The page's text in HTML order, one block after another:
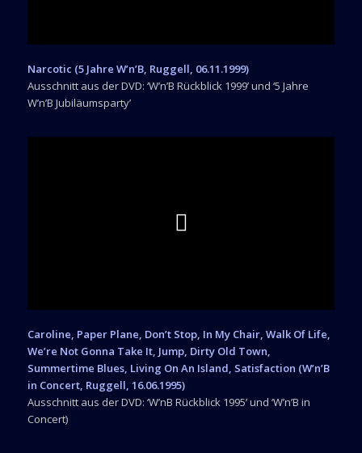
Narcotic (5 Jahre W’n’B, Ruggell, 06.11.1999)
Ausschnitt aus der DVD: ‘W’n’B Rückblick 1999’ und ‘5 Jahre
W’n’B Jubiläumsparty’
Caroline, Paper Plane, Don’t Stop, In My Chair, Walk Of Life,
We’re Not Gonna Take It, Jump, Dirty Old Town,
Summertime Blues, Living On An Island, Satisfaction (W’n’B
in Concert, Ruggell, 16.06.1995)
Ausschnitt aus der DVD: ‘W’nB Rückblick 1995’ und ‘W’n’B in
Concert)